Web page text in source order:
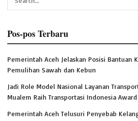
Pos-pos Terbaru
Pemerintah Aceh Jelaskan Posisi Bantuan
Pemulihan Sawah dan Kebun
Jadi Role Model Nasional Layanan
Mualem Raih Transportasi Indonesia
Pemerintah Aceh Telusuri Penyebab